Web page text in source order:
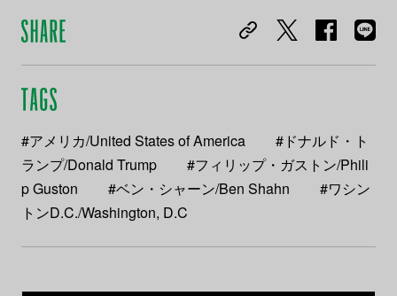
#アメリカ/United States of America
#ドナルド・ト
ランプ/Donald Trump
#フィリップ・ガストン/Phili
p Guston
#ベン・シャーン/Ben Shahn
#ワシン
トンD.C./Washington, D.C